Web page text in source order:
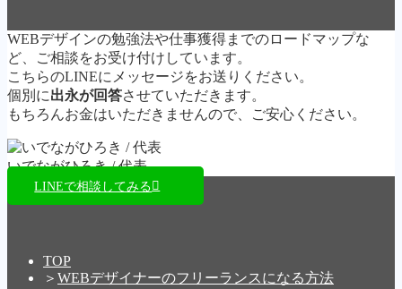
WEBデザインの勉強法や仕事獲得までのロードマップな
ど、ご相談をお受け付けしています。
こちらのLINEにメッセージをお送りください。
個別に出永が回答させていただきます。
もちろんお金はいただきませんので、ご安心ください。
いでながひろき / 代表
LINEで相談してみる
TOP
＞ WEBデザイナーのフリーランスになる方法